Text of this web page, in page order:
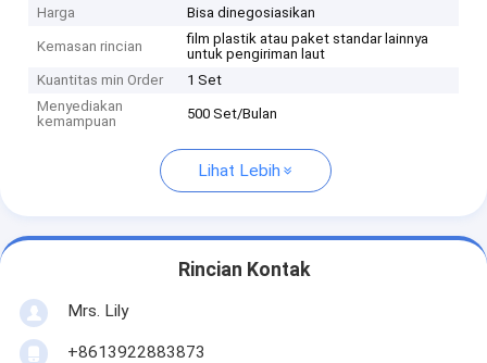
Harga
Bisa dinegosiasikan
Kemasan rincian
film plastik atau paket standar lainnya
untuk pengiriman laut
Kuantitas min Order
1 Set
Menyediakan
kemampuan
500 Set/Bulan
Lihat Lebih
Rincian Kontak
Mrs. Lily
+8613922883873